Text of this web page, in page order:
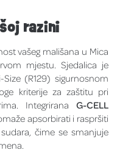
razini
vašeg mališana u Mica
mjestu. Sjedalica je
(R129) sigurnosnom
kriterije za zaštitu pri
Integrirana G-CELL
apsorbirati i raspršiti
čime se smanjuje